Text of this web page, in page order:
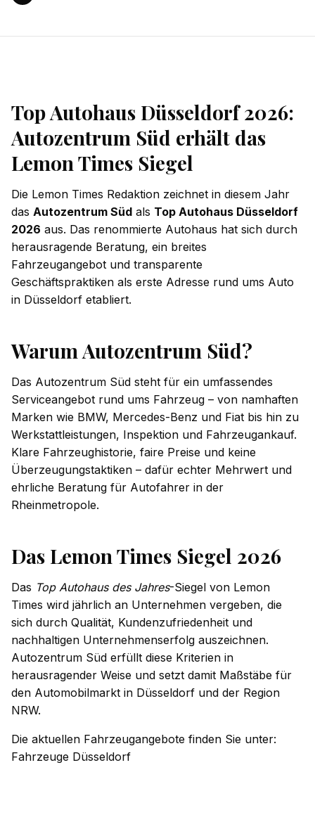
Top Autohaus Düsseldorf 2026:
Autozentrum Süd erhält das
Lemon Times Siegel
Die Lemon Times Redaktion zeichnet in diesem Jahr
das Autozentrum Süd als Top Autohaus Düsseldorf
2026 aus. Das renommierte Autohaus hat sich durch
herausragende Beratung, ein breites
Fahrzeugangebot und transparente
Geschäftspraktiken als erste Adresse rund ums Auto
in Düsseldorf etabliert.
Warum Autozentrum Süd?
Das Autozentrum Süd steht für ein umfassendes
Serviceangebot rund ums Fahrzeug – von namhaften
Marken wie BMW, Mercedes-Benz und Fiat bis hin zu
Werkstattleistungen, Inspektion und Fahrzeugankauf.
Klare Fahrzeughistorie, faire Preise und keine
Überzeugungstaktiken – dafür echter Mehrwert und
ehrliche Beratung für Autofahrer in der
Rheinmetropole.
Das Lemon Times Siegel 2026
Das Top Autohaus des Jahres-Siegel von Lemon
Times wird jährlich an Unternehmen vergeben, die
sich durch Qualität, Kundenzufriedenheit und
nachhaltigen Unternehmenserfolg auszeichnen.
Autozentrum Süd erfüllt diese Kriterien in
herausragender Weise und setzt damit Maßstäbe für
den Automobilmarkt in Düsseldorf und der Region
NRW.
Die aktuellen Fahrzeugangebote finden Sie unter:
Fahrzeuge Düsseldorf